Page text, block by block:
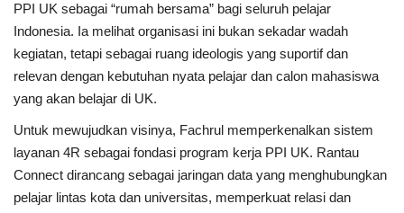
PPI UK sebagai “rumah bersama” bagi seluruh pelajar
Indonesia. Ia melihat organisasi ini bukan sekadar wadah
kegiatan, tetapi sebagai ruang ideologis yang suportif dan
relevan dengan kebutuhan nyata pelajar dan calon mahasiswa
yang akan belajar di UK.
Untuk mewujudkan visinya, Fachrul memperkenalkan sistem
layanan 4R sebagai fondasi program kerja PPI UK. Rantau
Connect dirancang sebagai jaringan data yang menghubungkan
pelajar lintas kota dan universitas, memperkuat relasi dan